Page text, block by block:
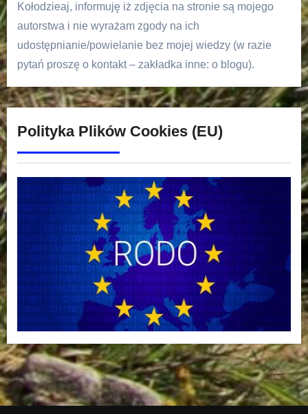
Kołodzieaj, informuję iż zdjęcia na stronie są mojego
autorstwa i nie wyrażam zgody na ich
udostępnianie/powielanie bez mojej wiedzy (w razie
pytań proszę o kontakt – zakładka inne: o blogu).
Polityka Plików Cookies (EU)